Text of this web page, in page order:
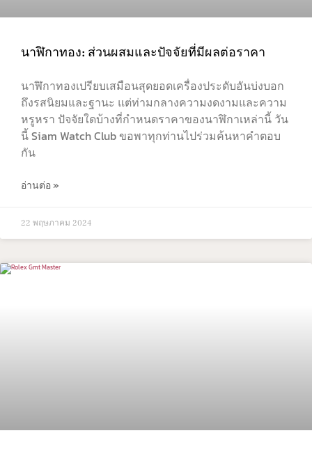
นาฬิกาทอง: ส่วนผสมและปัจจัยที่มีผลต่อราคา
นาฬิกาทองเปรียบเสมือนสุดยอดเครื่องประดับอันบ่งบอก
ถึงรสนิยมและฐานะ แต่ท่ามกลางความงดงามและความ
หรูหรา ปัจจัยใดบ้างที่กำหนดราคาของนาฬิกาเหล่านี้ วัน
นี้ Siam Watch Club ขอพาทุกท่านไปร่วมค้นหาคำตอบ
กัน
อ่านต่อ »
22 พฤษภาคม 2024